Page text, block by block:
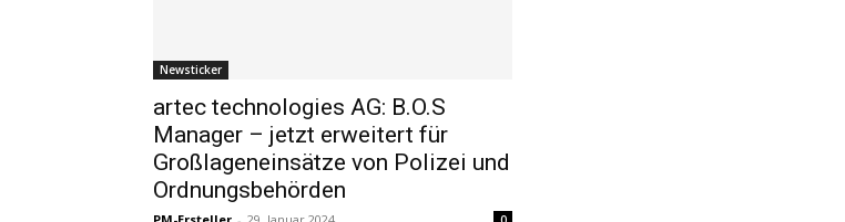
Newsticker
artec technologies AG: B.O.S
Manager – jetzt erweitert für
Großlageneinsätze von Polizei und
Ordnungsbehörden